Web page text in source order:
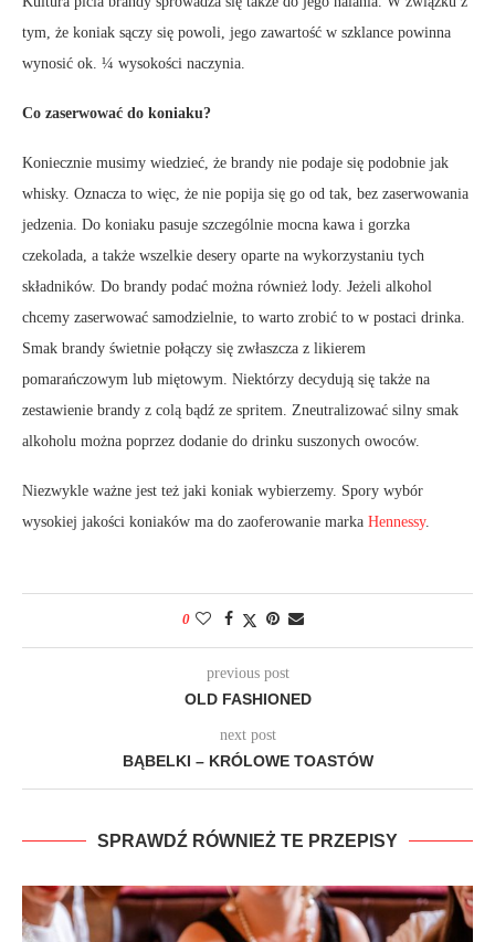
tym, że koniak sączy się powoli, jego zawartość w szklance powinna
wynosić ok. ¼ wysokości naczynia.
Co zaserwować do koniaku?
Koniecznie musimy wiedzieć, że brandy nie podaje się podobnie jak
whisky. Oznacza to więc, że nie popija się go od tak, bez zaserwowania
jedzenia. Do koniaku pasuje szczególnie mocna kawa i gorzka
czekolada, a także wszelkie desery oparte na wykorzystaniu tych
składników. Do brandy podać można również lody. Jeżeli alkohol
chcemy zaserwować samodzielnie, to warto zrobić to w postaci drinka.
Smak brandy świetnie połączy się zwłaszcza z likierem
pomarańczowym lub miętowym. Niektórzy decydują się także na
zestawienie brandy z colą bądź ze spritem. Zneutralizować silny smak
alkoholu można poprzez dodanie do drinku suszonych owoców.
Niezwykle ważne jest też jaki koniak wybierzemy. Spory wybór
wysokiej jakości koniaków ma do zaoferowanie marka Hennessy.
0
previous post
OLD FASHIONED
next post
BĄBELKI – KRÓLOWE TOASTÓW
SPRAWDŹ RÓWNIEŻ TE PRZEPISY